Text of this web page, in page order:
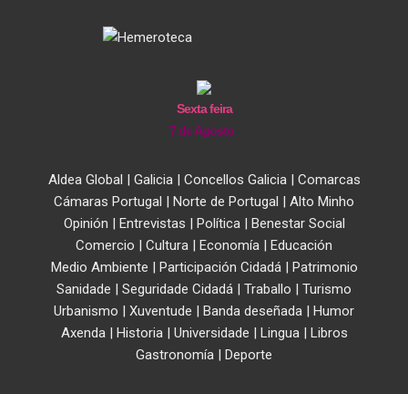
Sexta feira
7 de Agosto
Aldea Global | Galicia| Concellos Galicia| Comarcas
Cámaras Portugal | Norte de Portugal | Alto Minho
Opinión | Entrevistas | Política| Benestar Social
Comercio | Cultura | Economía | Educación
Medio Ambiente | Participación Cidadá| Patrimonio
Sanidade | Seguridade Cidadá | Traballo | Turismo
Urbanismo | Xuventude | Banda deseñada | Humor
Axenda| Historia| Universidade | Lingua| Libros
Gastronomía | Deporte